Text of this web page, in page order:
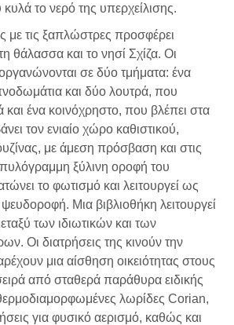
το νερό της υπερχείλισης.
με τις ξαπλώστρες προσφέρει
θάλασσα και το νησί Σχίζα. Οι
σε δύο τμήματα: ένα
και δύο λουτρά, που
και ένα κοινόχρηστο, που βλέπει στα
τον ενιαίο χώρο καθιστικού,
με άμεση πρόσβαση και στις
ξύλινη οροφή του
το φωτισμό και λειτουργεί ως
Μια βιβλιοθήκη λειτουργεί
των ιδιωτικών και των
Οι διατρήσεις της κινούν την
μια αίσθηση οικειότητας στους
από σταθερά παράθυρα ειδικής
λωρίδες Corian,
για φυσικό αερισμό, καθώς και